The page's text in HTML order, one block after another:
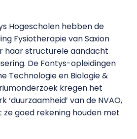
Hogescholen hebben de
Fysiotherapie van Saxion
haar structurele aandacht
De Fontys-opleidingen
Technologie en Biologie &
kregen het
‘duurzaamheid’ van de NVAO,
ze goed rekening houden met